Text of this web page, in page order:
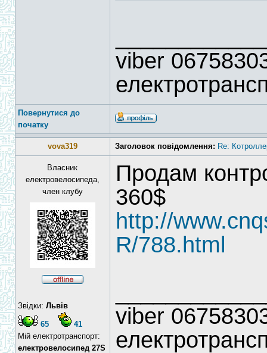
viber
Повернутися до
початку
vova319 Заголовок повідомлення: Re:
Власник
електровелосипеда,
член клубу
Звідки: Львів
65
41
Мій електротранспорт:
електровелосипед 27S
Продам
360$
http://
R/788.html
viber